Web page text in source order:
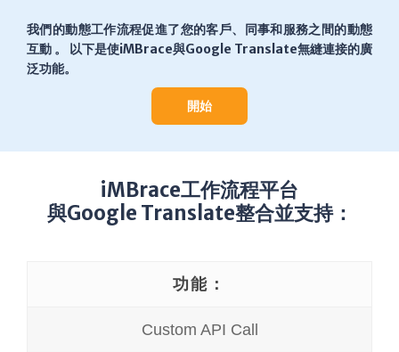
我們的動態工作流程促進了您的客戶、同事和服務之間的動態
互動 。 以下是使iMBrace與Google Translate無縫連接的廣
泛功能。
開始
iMBrace工作流程平台
與Google Translate整合並支持：
功能：
Custom API Call